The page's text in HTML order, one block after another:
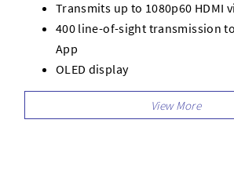
Transmits up to 1080p60 HDMI
400 line-of-sight transmission
App
OLED display
Real-time app monitoring
Simultaneously transmit to one